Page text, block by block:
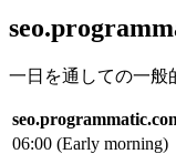
一日を通しての一般
06:00 (Early morning)